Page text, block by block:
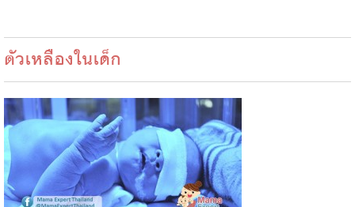
ตัวเหลืองในเด็ก